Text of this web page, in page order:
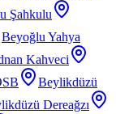
Şahkulu
Beyoğlu Yahya
Kahveci
Beylikdüzü
Dereağzı